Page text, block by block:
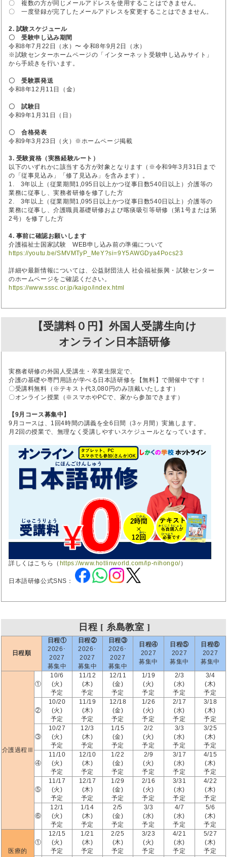
〇 複数の方が同じメールアドレスを使用することはできません。
〇 一度登録が完了したメールアドレスを変更することはできません。
2. 試験スケジュール
〇 受験申し込み期間
令和8年7月22日（水）〜 令和8年9月2日（水）
※試験センターホームページの「インターネット受験申し込みサイト」
から手続きを行います。
〇 受験票発送
令和8年12月11日（金）
〇 試験日
令和9年1月31日（日）
〇 合格発表
令和9年3月23日（火）※ホームページ掲載
3. 受験資格（実務経験ルート）
以下のいずれかに該当する方が対象となります（※令和9年3月31日まで
の「従事見込み」「修了見込み」を含みます）。
1. 3年以上（従業期間1,095日以上かつ従事日数540日以上）介護等の
業務に従事し、実務者研修を修了した方
2. 3年以上（従業期間1,095日以上かつ従事日数540日以上）介護等の
業務に従事し、介護職員基礎研修および喀痰吸引等研修（第1号または第
2号）を修了した方
4. 事前に確認お願いします
介護福祉士国家試験 WEB申し込み前の準備について
https://youtu.be/SMVMTyP_MeY?si=9Y5AWGDya4Pocs23
詳細や最新情報については、公益財団法人 社会福祉振興・試験センター
のホームページをご確認ください。
https://www.sssc.or.jp/kaigo/index.html
【受講料０円】外国人受講生向け
オンライン日本語研修
実務者研修の外国人受講生・卒業生限定で、
介護の基礎や専門用語が学べる日本語研修を【無料】で開催中です！
〇受講料無料（※テキスト代3,080円のみ頂戴いたします）
〇オンライン授業（※スマホやPCで、家から参加できます）
【9月コース募集中】
9月コースは、1回4時間の講義を全6日間（3ヶ月間）実施します。
月2回の授業で、無理なく受講しやすいスケジュールとなっています。
詳しくはこちら（ https://www.hotlinworld.com/lp-nihongo/）
日本語研修公式SNS：
日程 [ 糸島教室 ]
日程順
日程①
2026･
2027
募集中
日程②
2026･
2027
募集中
日程③
2026･
2027
募集中
日程④
2027
募集中
日程⑤
2027
募集中
日程⑥
2027
募集中
介護過程Ⅲ
①
10/6
(火)
予定
11/12
(木)
予定
12/11
(金)
予定
1/19
(火)
予定
2/3
(水)
予定
3/4
(木)
予定
②
10/20
(火)
予定
11/19
(木)
予定
12/18
(金)
予定
1/26
(火)
予定
2/17
(水)
予定
3/18
(木)
予定
③
10/27
(火)
予定
12/3
(木)
予定
1/15
(金)
予定
2/2
(火)
予定
3/3
(水)
予定
3/25
(木)
予定
④
11/10
(火)
予定
12/10
(木)
予定
1/22
(金)
予定
2/9
(火)
予定
3/17
(水)
予定
4/15
(木)
予定
⑤
11/17
(火)
予定
12/17
(木)
予定
1/29
(金)
予定
2/16
(火)
予定
3/31
(水)
予定
4/22
(木)
予定
⑥
12/1
(火)
予定
1/14
(木)
予定
2/5
(金)
予定
3/3
(水)
予定
4/7
(水)
予定
5/6
(木)
予定
医療的
①
12/15
(火)
予定
1/21
(木)
予定
2/25
(木)
予定
3/23
(火)
予定
4/21
(水)
予定
5/27
(木)
予定